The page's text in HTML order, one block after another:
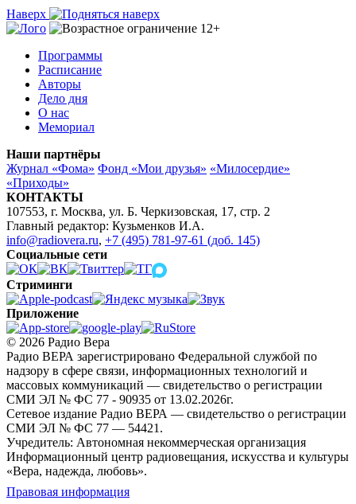
Наверх
Программы
Расписание
Авторы
Дело дня
О нас
Мемориал
Наши партнёры
Журнал «Фома» Фонд «Мои друзья» «Милосердие»
«Приходы»
КОНТАКТЫ
107553, г. Москва, ул. Б. Черкизовская, 17, стр. 2
Главный редактор: Кузьменков И.А.
info@radiovera.ru, +7 (495) 781-97-61 (доб. 145)
Социальные сети
Стриминги
Приложение
© 2026 Радио Вера
Радио ВЕРА зарегистрировано Федеральной службой по
надзору в сфере связи, информационных технологий и
массовых коммуникаций — свидетельство о регистрации
СМИ ЭЛ № ФС 77 - 90935 от 13.02.2026г.
Сетевое издание Радио ВЕРА — свидетельство о регистрации
СМИ ЭЛ № ФС 77 — 54421.
Учредитель: Автономная некоммерческая организация
Информационный центр радиовещания, искусства и культуры
«Вера, надежда, любовь».
Правовая информация